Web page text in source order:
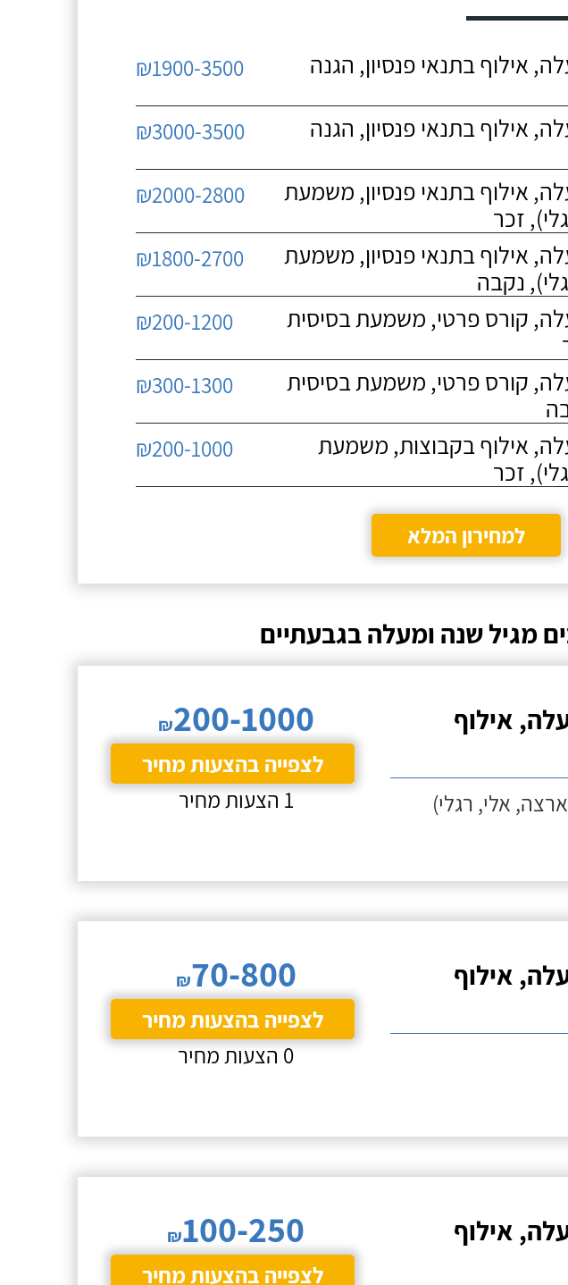
אילוף בתנאי פנסיון, הגנה
₪1900-3500
אילוף בתנאי פנסיון, הגנה
₪3000-3500
אילוף בתנאי פנסיון, משמעת
זכר
₪2000-2800
אילוף בתנאי פנסיון, משמעת
נקבה
₪1800-2700
קורס פרטי, משמעת בסיסית
₪200-1200
קורס פרטי, משמעת בסיסית
₪300-1300
אילוף בקבוצות, משמעת
זכר
₪200-1000
למחירון המלא
מגיל שנה ומעלה בגבעתיים
אילוף
אלי, רגלי)
₪200-1000
לצפייה בהצעות מחיר
1 הצעות מחיר
אילוף ₪70-800
לצפייה בהצעות מחיר
0 הצעות מחיר
אילוף ₪100-250
לצפייה בהצעות מחיר